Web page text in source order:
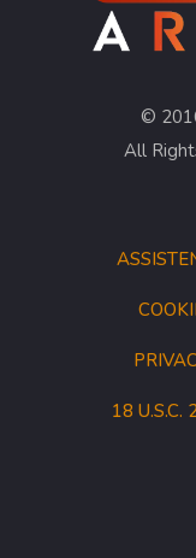
18 U.S.C.
©
All